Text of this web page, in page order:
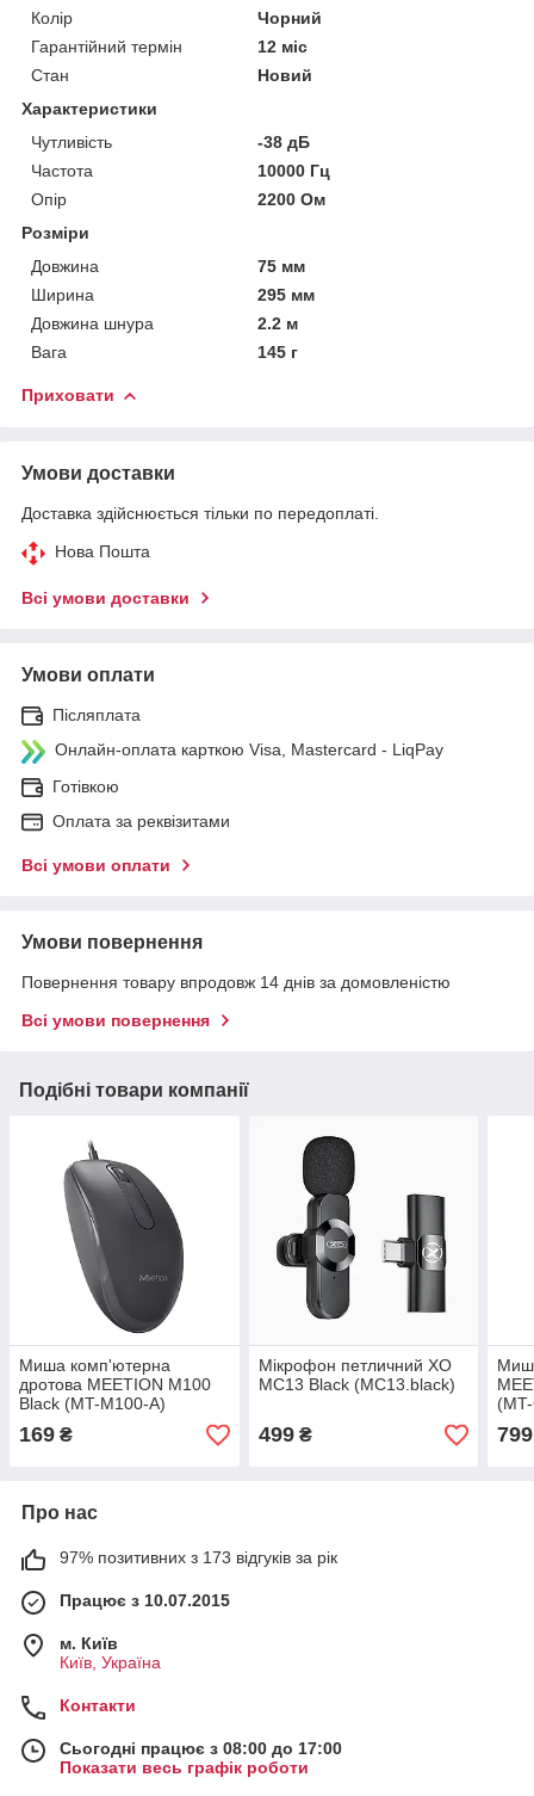
Колір
Чорний
Гарантійний термін
12 міс
Стан
Новий
Характеристики
Чутливість
-38 дБ
Частота
10000 Гц
Опір
2200 Ом
Розміри
Довжина
75 мм
Ширина
295 мм
Довжина шнура
2.2 м
Вага
145 г
Приховати
Умови доставки
Доставка здійснюється тільки по передоплаті.
Нова Пошта
Всі умови доставки
Умови оплати
Післяплата
Онлайн-оплата карткою Visa, Mastercard - LiqPay
Готівкою
Оплата за реквізитами
Всі умови оплати
Умови повернення
Повернення товару впродовж 14 днів за домовленістю
Всі умови повернення
Подібні товари компанії
Миша комп'ютерна
дротова MEETION M100
Black (MT-M100-A)
169 ₴
Мікрофон петличний XO
MC13 Black (MC13.black)
499₴ 799
Про нас
97% позитивних з 173 відгуків за рік
Працює з 10.07.2015
м. Київ
Київ, Україна
Контакти
Сьогодні працює з 08:00 до 17:00
Показати весь графік роботи